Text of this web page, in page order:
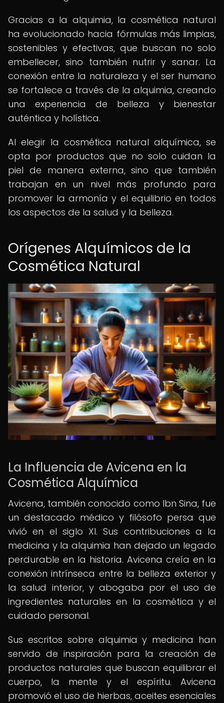
Gracias a la alquimia, la cosmética natural
ha evolucionado hacia fórmulas más limpias,
sostenibles y efectivas, que buscan no solo
embellecer, sino también nutrir y sanar. La
conexión entre la naturaleza y el ser humano
se fortalece a través de la alquimia, creando
una experiencia de belleza y bienestar
auténtica y holística.
Al elegir la cosmética natural alquímica, se
opta por productos que no solo cuidan la
piel de manera externa, sino que también
trabajan en un nivel más profundo para
promover la armonía y el equilibrio en todos
los aspectos de la salud y la belleza.
Orígenes Alquímicos de la
Cosmética Natural
La Influencia de Avicena en la
Cosmética Alquímica
Avicena, también conocido como Ibn Sina, fue
un destacado médico y filósofo persa que
vivió en el siglo XI. Sus contribuciones a la
medicina y la alquimia han dejado un legado
perdurable en la historia. Avicena creía en la
conexión intrínseca entre la belleza exterior y
la salud interior, y abogaba por el uso de
ingredientes naturales en la cosmética y el
cuidado personal.
Sus escritos sobre alquimia y medicina han
servido de inspiración para la creación de
productos naturales que buscan equilibrar el
cuerpo, la mente y el espíritu. Avicena
promovió el uso de hierbas, aceites esenciales